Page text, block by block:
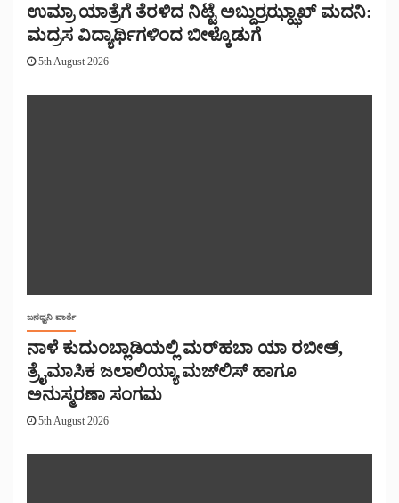
ಉಮ್ರಾ ಯಾತ್ರೆಗೆ ತೆರಳಿದ ನಿಟ್ಟೆ ಅಬ್ದುರ್ರಝ್ಝಾಖ್ ಮದನಿ:
ಮದ್ರಸ ವಿದ್ಯಾರ್ಥಿಗಳಿಂದ ಬೀಳ್ಕೊಡುಗೆ
5th August 2026
ಜನಧ್ವನಿ ವಾರ್ತೆ
ನಾಳೆ ಕುದುಂಬ್ಲಾಡಿಯಲ್ಲಿ ಮರ್‌‌ಹಬಾ ಯಾ ರಬೀಅ್,
ತ್ರೈಮಾಸಿಕ ಜಲಾಲಿಯ್ಯಾ ಮಜ್‌‌ಲಿಸ್‌‌ ಹಾಗೂ
ಅನುಸ್ಮರಣಾ ಸಂಗಮ
5th August 2026